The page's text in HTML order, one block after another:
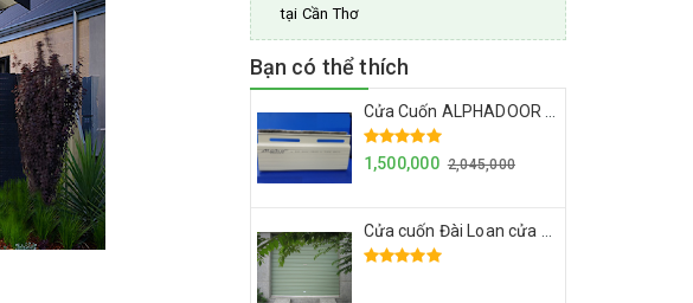
tại Cần Thơ
Bạn có thể thích
1,500,000 2,045,000